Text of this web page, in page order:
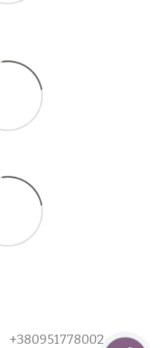
+380951778002